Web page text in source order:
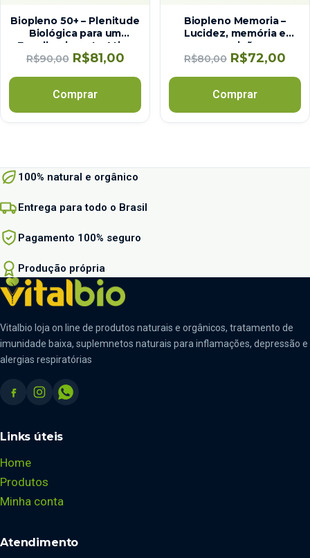
Biopleno 50+ – Plenitude
Biológica para um
Envelhecimento Ativo
R$90,00 R$81,00
Comprar
Biopleno Memoria –
Lucidez, memória e
cognição
R$80,00 R$72,00
Comprar
100% natural e orgânico
Entrega para todo o Brasil
Pagamento 100% seguro
Produção própria
Vitalbio loja on line de produtos naturais e orgânicos, tratamento de
imunidade baixa, suplemnetos naturais para inflamações, depressão e
alergias respiratórias
Links úteis
Home
Produtos
Minha conta
Atendimento